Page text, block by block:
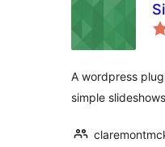
A wordpress
simple